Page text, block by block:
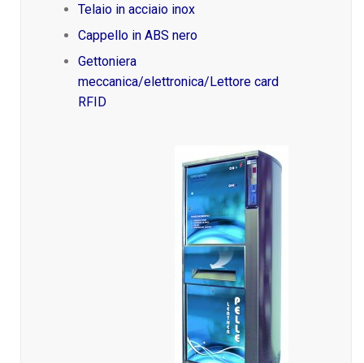
Telaio in acciaio inox
Cappello in ABS nero
Gettoniera
meccanica/elettronica/Lettore card
RFID